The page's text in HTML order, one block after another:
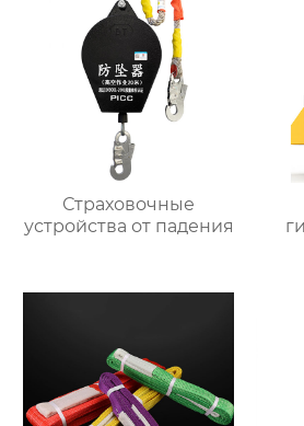
Страховочные
устройства от падения